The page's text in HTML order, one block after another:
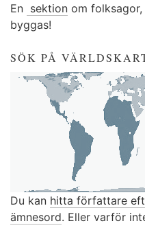
En sektion om
byggas!
SÖK PÅ
Du kan hitta författare
ämnesord. Eller varför